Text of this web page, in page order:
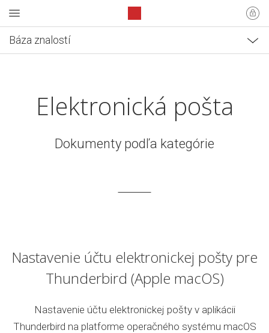
Báza znalostí
Elektronická pošta
Dokumenty podľa kategórie
Nastavenie účtu elektronickej pošty pre
Thunderbird (Apple macOS)
Nastavenie účtu elektronickej pošty v aplikácii
Thunderbird na platforme operačného systému macOS